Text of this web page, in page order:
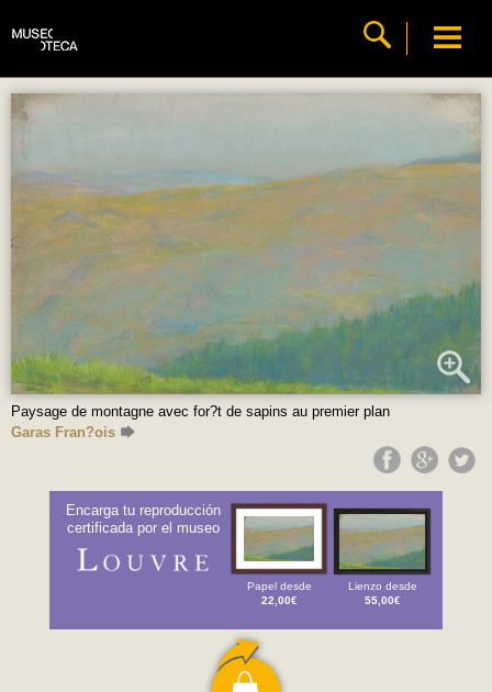
Paysage de montagne avec for?t de sapins au premier plan
Garas Fran?ois
Encarga tu reproducción
certificada por el museo
Papel desde
22,00€
Lienzo desde
55,00€